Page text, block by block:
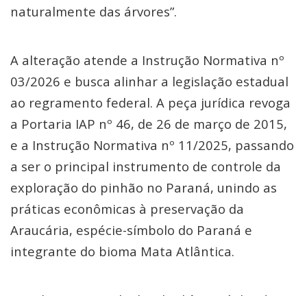
naturalmente das árvores”.
A alteração atende a Instrução Normativa nº
03/2026 e busca alinhar a legislação estadual
ao regramento federal. A peça jurídica revoga
a Portaria IAP nº 46, de 26 de março de 2015,
e a Instrução Normativa nº 11/2025, passando
a ser o principal instrumento de controle da
exploração do pinhão no Paraná, unindo as
práticas econômicas à preservação da
Araucária, espécie-símbolo do Paraná e
integrante do bioma Mata Atlântica.